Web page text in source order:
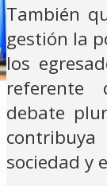
También
gestión la
los
referente
debate
sociedad y